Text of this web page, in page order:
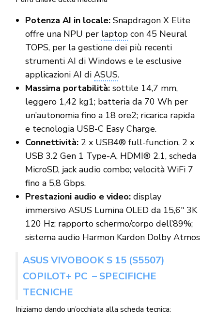
Potenza AI in locale: SnapdragonX Elite
offre una NPU per laptopcon 45 Neural
TOPS, per la gestione dei più recenti
strumenti AI di Windows e le esclusive
applicazioni AI di ASUS.
Massima portabilità: sottile 14,7 mm,
leggero 1,42 kg1; batteria da 70 Wh per
un’autonomia fino a 18 ore2; ricarica rapida
e tecnologia USB-C Easy Charge.
Connettività:2 x USB4®full-function, 2 x
USB 3.2 Gen 1 Type-A, HDMI®2.1, scheda
MicroSD, jack audio combo; velocità WiFi 7
fino a 5,8 Gbps.
Prestazioni audio e video:display
immersivo ASUS Lumina OLED da 15,6″ 3K
120 Hz; rapporto schermo/corpo dell’89%;
sistema audio Harmon Kardon Dolby Atmos
ASUS VIVOBOOK S 15 (S5507)
COPILOT+ PC – SPECIFICHE
TECNICHE
Iniziamo dando un’occhiata alla scheda tecnica: